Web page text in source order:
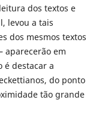
dos textos e
levou a tais
dos mesmos textos
aparecerão em
é destacar a
do ponto
tão grande